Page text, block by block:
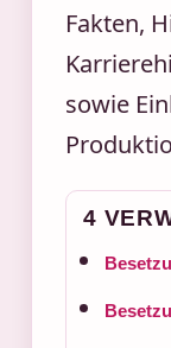
Fakten,
sowie
4